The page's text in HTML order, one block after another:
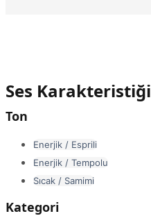
Ses Karakteristiği
Ton
Enerjik / Esprili
Enerjik / Tempolu
Sıcak / Samimi
Kategori